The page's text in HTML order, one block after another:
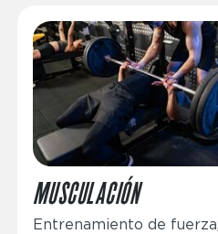
Imagen
MUSCULACIÓN
Entrenamiento de